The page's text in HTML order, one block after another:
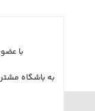
با
به باشگاه